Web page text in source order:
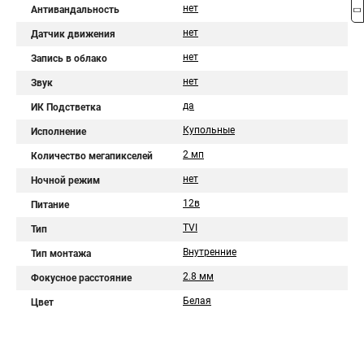
Антивандальность нет
Датчик движения нет
Запись в облако нет
Звук нет
ИК Подстветка да
Исполнение Купольные
Количество мегапикселей 2 мп
Ночной режим нет
Питание 12в
Тип TVI
Тип монтажа Внутренние
Фокусное расстояние 2.8 мм
Цвет Белая